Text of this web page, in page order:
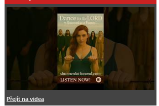
Přejít na videa